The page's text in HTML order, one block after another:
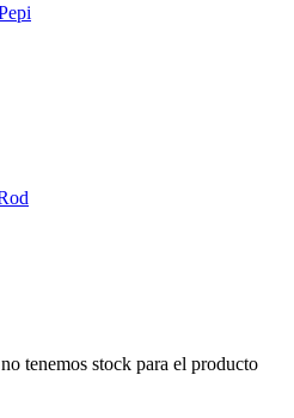
tenemos stock para el producto